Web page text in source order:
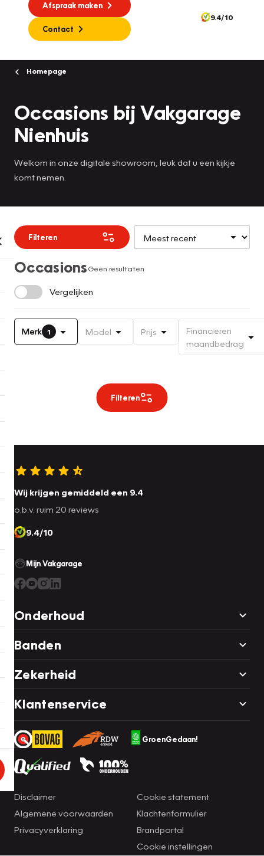
Afspraak maken
Contact
9.4/10
Homepage
Occasions bij Vakgarage
Nienhuis
Welkom in onze digitale showroom, leuk dat u een kijkje
komt nemen.
Filteren
OccasionsGeen resultaten
Vergelijken
Merk 1 Model Prijs
Financieren
maandbedrag
Filteren
Wij krijgen gemiddeld een 9.4
o.b.v. ruim 20 reviews
9.4/10
Mijn Vakgarage
Onderhoud
Banden
Zekerheid
Klantenservice
GroenGedaan!
Disclaimer
Algemene voorwaarden
Privacyverklaring
Cookie statement
Klachtenformulier
Brandportal
Cookie instellingen